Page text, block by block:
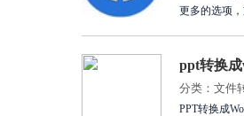
更多的选项
ppt转换
分类：文件
PPT转换成